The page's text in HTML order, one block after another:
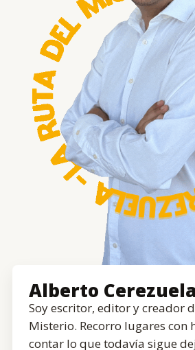
Alberto Cerezuela
Soy escritor, editor y creador
Misterio. Recorro lugares con
contar lo que todavía sigue